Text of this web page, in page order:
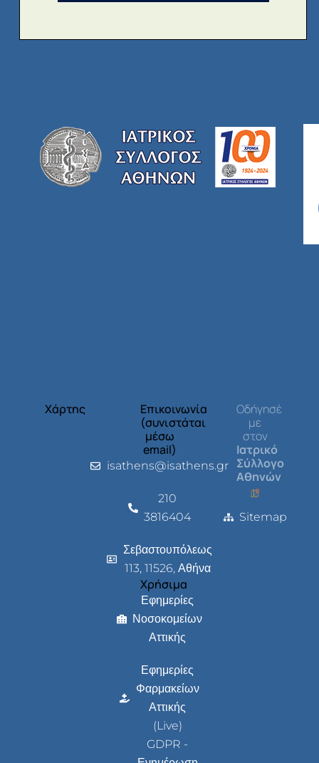
Χάρτης
Επικοινωνία
(συνιστάται
μέσω
email)
isathens@isathens.gr
210
3816404
Σεβαστουπόλεως
113, 11526, Αθήνα
Χρήσιμα
Εφημερίες
Νοσοκομείων
Αττικής
Εφημερίες
Φαρμακείων
Αττικής
(Live)
GDPR -
Οδήγησέ
με
στον
Ιατρικό
Σύλλογο
Αθηνών
Sitemap